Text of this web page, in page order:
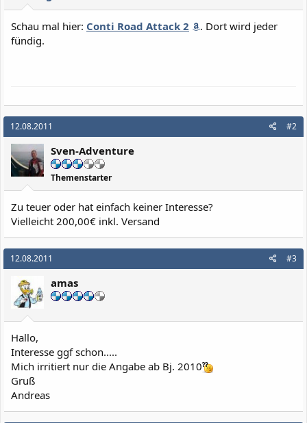
Schau mal hier: Conti Road Attack 2
. Dort wird jeder
fündig.
12.08.2011 #2
Sven-Adventure
Themenstarter
Zu teuer oder hat einfach keiner Interesse?
Vielleicht 200,00€ inkl. Versand
12.08.2011 #3
amas
Hallo,
Interesse ggf schon.....
Mich irritiert nur die Angabe ab Bj. 2010
Gruß
Andreas